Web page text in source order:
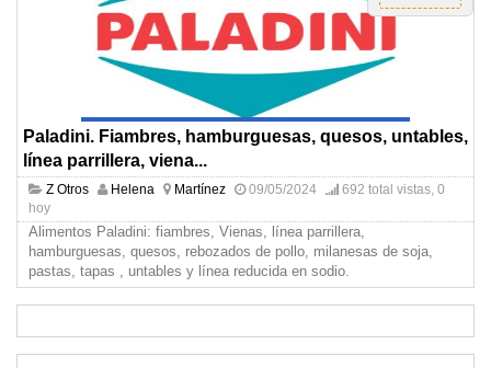
Paladini. Fiambres, hamburguesas, quesos, untables,
línea parrillera, viena...
Z Otros Helena Martínez 09/05/2024
692 total vistas, 0
hoy
Alimentos Paladini: fiambres, Vienas, línea parrillera,
hamburguesas, quesos, rebozados de pollo, milanesas de soja,
pastas, tapas , untables y línea reducida en sodio.